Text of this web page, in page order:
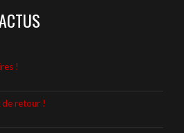
!
de retour !